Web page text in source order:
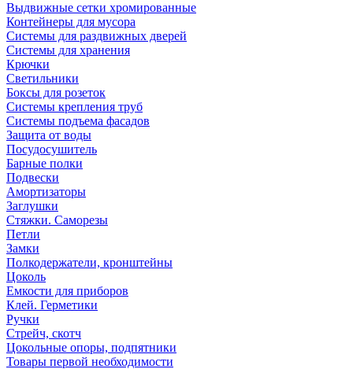
Выдвижные сетки хромированные
Контейнеры для мусора
Системы для раздвижных дверей
Системы для хранения
Крючки
Светильники
Боксы для розеток
Системы крепления труб
Системы подъема фасадов
Защита от воды
Посудосушитель
Барные полки
Подвески
Амортизаторы
Заглушки
Стяжки. Саморезы
Петли
Замки
Полкодержатели, кронштейны
Цоколь
Емкости для приборов
Клей. Герметики
Ручки
Стрейч, скотч
Цокольные опоры, подпятники
Товары первой необходимости